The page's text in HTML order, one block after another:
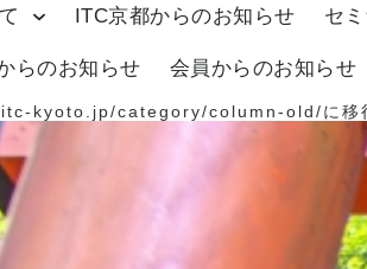
ITC京都からのお知らせ セ
らのお知らせ 会員からのお知らせ
kyoto.jp/category/column-old/に移